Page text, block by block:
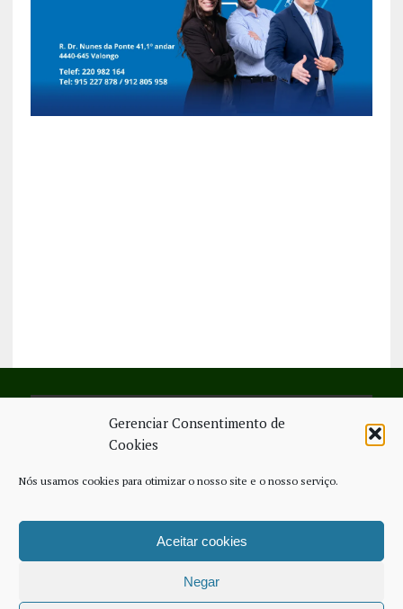
Gerenciar Consentimento de
Cookies
Nós usamos cookies para otimizar o nosso site e o nosso serviço.
Aceitar cookies
Negar
SIGA-NOS NO FACEBOOK
ESTATUTO EDITORIAL
CONTACTE-NOS
COPYRIGHT © 2026 - JORNAL NOVO REGIONAL | POWERED BY